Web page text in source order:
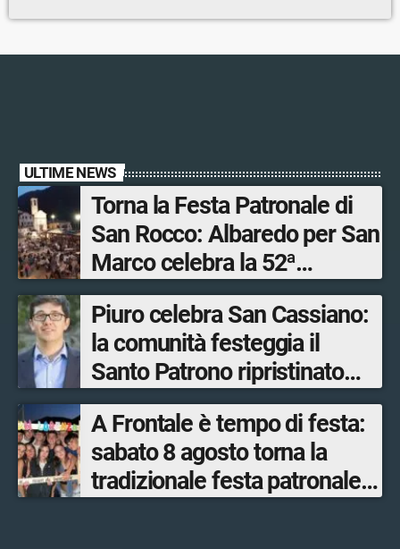
ULTIME NEWS
Torna la Festa Patronale di
San Rocco: Albaredo per San
Marco celebra la 52ª
edizione della sua
manifestazione più sentita
Piuro celebra San Cassiano:
la comunità festeggia il
Santo Patrono ripristinato
dopo quattro secoli
A Frontale è tempo di festa:
sabato 8 agosto torna la
tradizionale festa patronale